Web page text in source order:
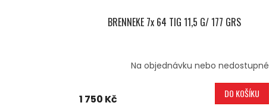
BRENNEKE 7x 64 TIG 11,5 G/ 177 GRS
Na objednávku nebo nedostupné
1 750 Kč DO KOŠÍKU